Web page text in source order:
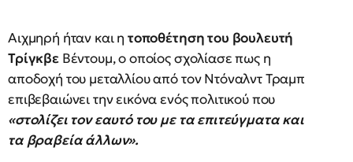
Αιχμηρή ήταν και η τοποθέτηση του βουλευτή
ΤρίγκβεΒέντουμ, ο οποίος σχολίασε πως η
αποδοχή του μεταλλίου από τον Ντόναλντ Τραμπ
επιβεβαιώνει την εικόνα ενός πολιτικού που
«στολίζει τον εαυτό του με τα επιτεύγματα και
τα βραβεία άλλων».